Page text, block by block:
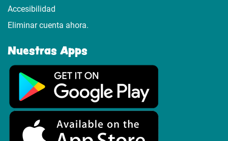
Accesibilidad
Eliminar cuenta ahora.
Nuestras Apps